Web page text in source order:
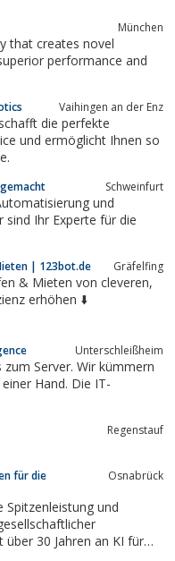
München
that creates novel
performance and
Vaihingen an der Enz
die perfekte
und ermöglicht Ihnen so
Schweinfurt
Ihr Experte für die
| 123bot.de Gräfelfing
& Mieten von cleveren,
erhöhen ⬇️
Unterschleißheim
Server. Wir kümmern
Hand. Die IT-
Regenstauf
für die
Osnabrück
Spitzenleistung und
30 Jahren an KI für